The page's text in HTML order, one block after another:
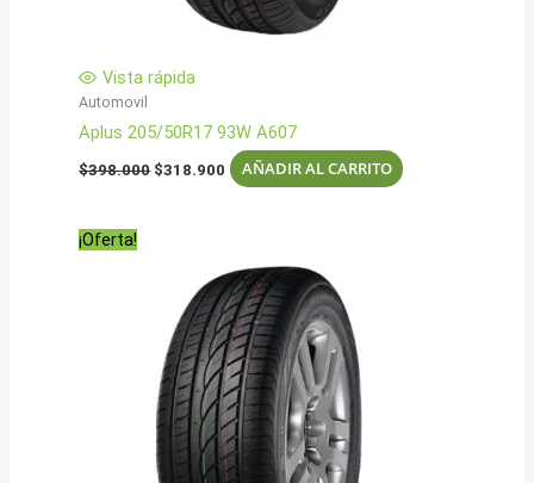
Vista rápida
Automovil
Aplus 205/50R17 93W A607
$398.000 El
$318.900 El
precio
AÑADIR AL CARRITO
¡Oferta!